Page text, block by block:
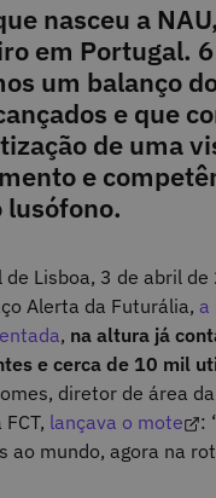
nasceu a
em Portugal.
um balanço
e que
de uma
e
lusófono.
Lisboa, 3 de abril
Alerta da Futurália, a
, na altura já
e cerca de 10 mil
diretor de área da
lançava o mote
:
ao mundo, agora na